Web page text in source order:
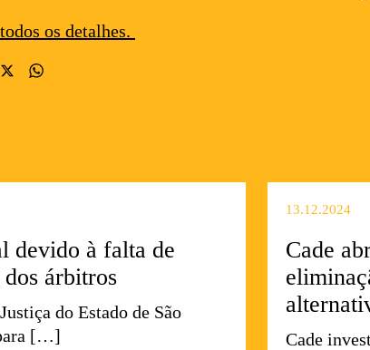
os detalhes.
devido à falta de
árbitros
do Estado de São
[…]
13.12.2024
Cade
Cade